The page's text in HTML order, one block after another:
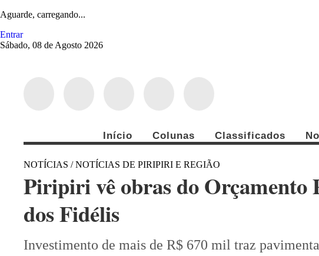
Aguarde, carregando...
Entrar
Sábado, 08 de Agosto 2026
Início Colunas Classificados
NOTÍCIAS / NOTÍCIAS DE PIRIPIRI E REGIÃO
Piripiri vê obras do Orçamento
dos Fidélis
Investimento de mais de R$ 670 mil traz